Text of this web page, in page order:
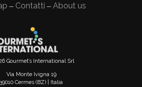
— Contatti — About us
Gourmet’s International Srl
Via Monte Ivigna 19
39010 Cermes (BZ) | Italia